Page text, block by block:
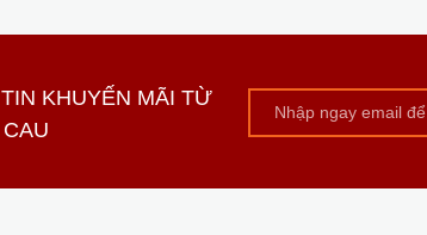
KHUYẾN MÃI TỪ